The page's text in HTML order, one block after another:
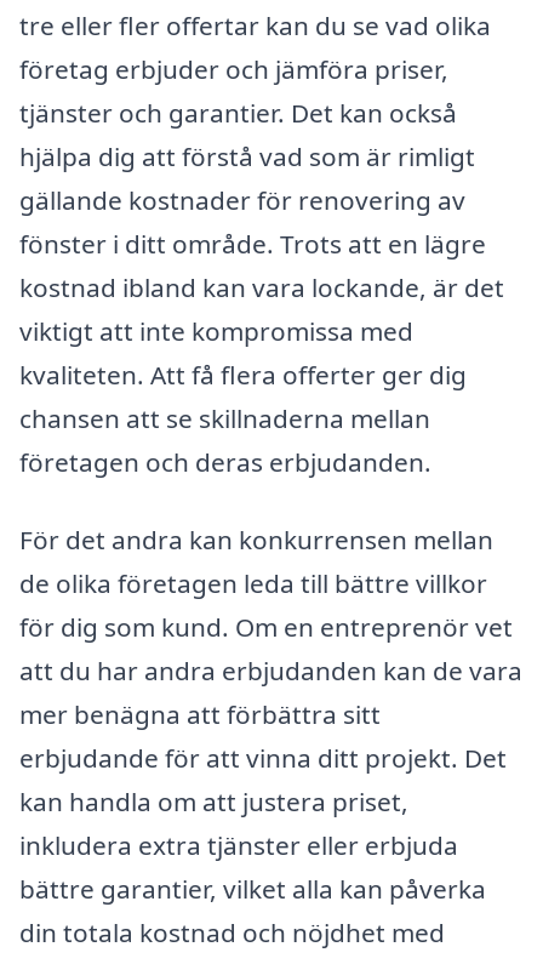
tre eller fler offertar kan du se vad olika
företag erbjuder och jämföra priser,
tjänster och garantier. Det kan också
hjälpa dig att förstå vad som är rimligt
gällande kostnader för renovering av
fönster i ditt område. Trots att en lägre
kostnad ibland kan vara lockande, är det
viktigt att inte kompromissa med
kvaliteten. Att få flera offerter ger dig
chansen att se skillnaderna mellan
företagen och deras erbjudanden.
För det andra kan konkurrensen mellan
de olika företagen leda till bättre villkor
för dig som kund. Om en entreprenör vet
att du har andra erbjudanden kan de vara
mer benägna att förbättra sitt
erbjudande för att vinna ditt projekt. Det
kan handla om att justera priset,
inkludera extra tjänster eller erbjuda
bättre garantier, vilket alla kan påverka
din totala kostnad och nöjdhet med